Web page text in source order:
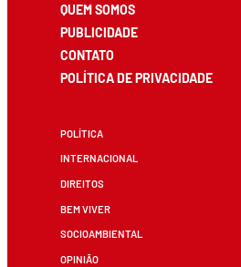
QUEM SOMOS
PUBLICIDADE
CONTATO
POLÍTICA DE PRIVACIDADE
POLÍTICA
INTERNACIONAL
DIREITOS
BEM VIVER
SOCIOAMBIENTAL
OPINIÃO